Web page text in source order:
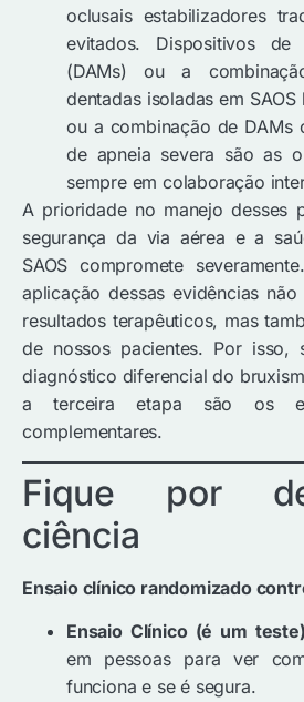
oclusais estabilizadores
evitados. Dispositivos de
(DAMs) ou a
dentadas isoladas em
ou a combinação de DAMs
de apneia severa são as
sempre em colaboração
A prioridade no manejo desses
segurança da via aérea e a
SAOS compromete
aplicação dessas evidências
resultados terapêuticos, mas
de nossos pacientes. Por isso,
diagnóstico diferencial do
a terceira etapa são os
complementares.
Fique por
ciência
Ensaio clínico randomizado
Ensaio Clínico (é um
em pessoas para ver
funciona e se é segura.